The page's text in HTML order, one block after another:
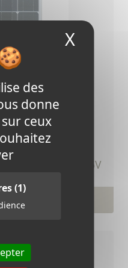
des
donne
ceux
(1)
X
- 6 volts
Ref.406V